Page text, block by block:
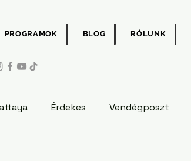
PROGRAMOK BLOG RÓLUNK
Érdekes Vendégposzt